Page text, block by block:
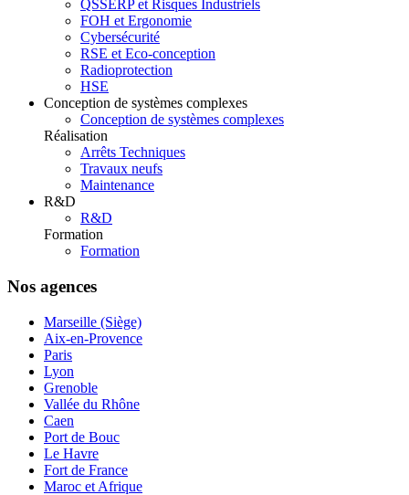
QSSERP et Risques Industriels
FOH et Ergonomie
Cybersécurité
RSE et Eco-conception
Radioprotection
HSE
Conception de systèmes complexes
Conception de systèmes complexes
Réalisation
Arrêts Techniques
Travaux neufs
Maintenance
R&D
R&D
Formation
Formation
Nos agences
Marseille (Siège)
Aix-en-Provence
Paris
Lyon
Grenoble
Vallée du Rhône
Caen
Port de Bouc
Le Havre
Fort de France
Maroc et Afrique